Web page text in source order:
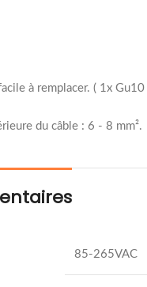
à remplacer. ( 1x Gu10
du câble : 6 - 8 mm².
85-265VAC